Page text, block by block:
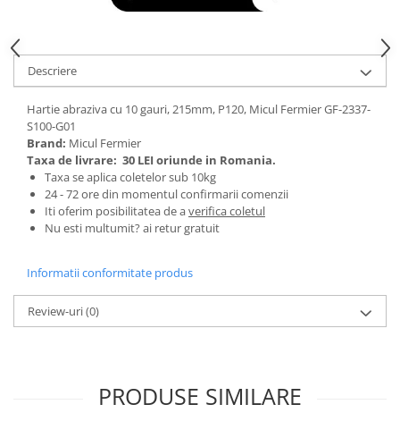
Tractoraș de tuns gazonul
Incubatoare, oparitoare si
deplumatoare
Aparate de tuns animale
Piese si accesorii aparate de tuns
animale
Tarcuri animale
Semanatori
Masini batut stalpi si accesorii
Casute gradina si cutii depozitare
Mobilier gradina
Descriere
Hartie abraziva cu 10 gauri, 215mm, P120, Micul Fermier GF-2337-
S100-G01
Brand: Micul Fermier
Taxa de livrare: 30 LEI oriunde in Romania.
Taxa se aplica coletelor sub 10kg
24 - 72 ore din momentul confirmarii comenzii
Iti oferim posibilitatea de averifica coletul
Nu esti multumit? ai retur gratuit
Informatii conformitate produs
Review-uri(0)
PRODUSE SIMILARE